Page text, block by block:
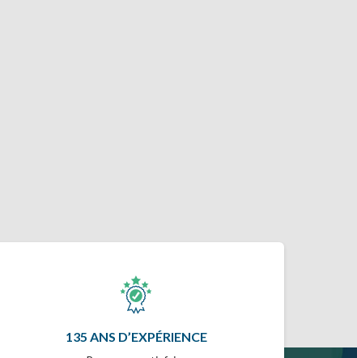
135 ANS D’EXPÉRIENCE